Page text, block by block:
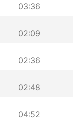
03:36
02:09
02:36
02:48
04:52